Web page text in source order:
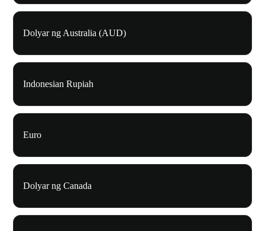
Dolyar ng Australia (AUD)
Indonesian Rupiah
Euro
Dolyar ng Canada